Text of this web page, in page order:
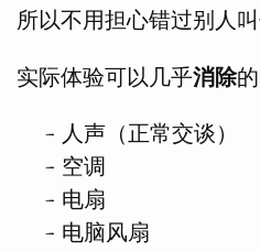
所以不用担心错过别人叫
实际体验可以几乎消除
人声（正常交谈）
空调
电扇
电脑风扇